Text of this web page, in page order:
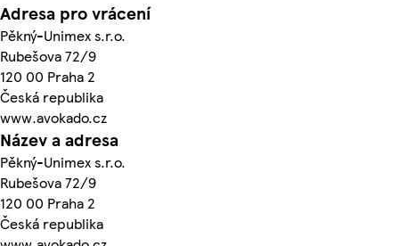
Adresa pro vrácení
Pěkný-Unimex s.r.o.
Rubešova 72/9
120 00 Praha 2
Česká republika
www.avokado.cz
Název a adresa
Pěkný-Unimex s.r.o.
Rubešova 72/9
120 00 Praha 2
Česká republika